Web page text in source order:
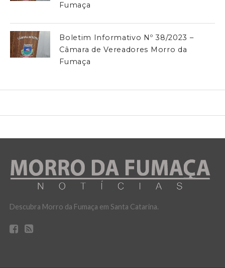
Fumaça
Boletim Informativo Nº 38/2023 –
Câmara de Vereadores Morro da
Fumaça
Descubra Morro da Fumaça em Santa Catarina.